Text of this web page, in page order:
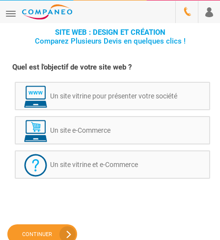
SITE WEB : DESIGN ET CRÉATION
Comparez Plusieurs Devis en quelques clics !
Quel est l'objectif de votre site web ?
Un site vitrine pour présenter votre société
Un site e-Commerce
Un site vitrine et e-Commerce
CONTINUER